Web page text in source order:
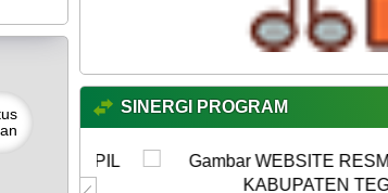
SINERGI PROGRAM